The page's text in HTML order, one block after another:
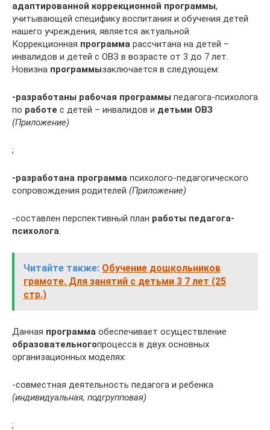
адаптированной коррекционной программы,
учитывающей специфику воспитания и обучения детей
нашего учреждения, является актуальной.
Коррекционная программа рассчитана на детей –
инвалидов и детей с ОВЗ в возрасте от 3 до 7 лет.
Новизна программызаключается в следующем:
-разработаны рабочая программы педагога-психолога
по работе с детей – инвалидов и детьми ОВЗ
(Приложение)
;
-разработана программа психолого-педагогического
сопровождения родителей (Приложение)
-составлен перспективный план работы педагога-
психолога.
Читайте также: Обучение дошкольников
грамоте. Для занятий с детьми 3 7 лет (25
стр.)
Данная программа обеспечивает осуществление
образовательногопроцесса в двух основных
организационных моделях:
-совместная деятельность педагога и ребенка
(индивидуальная, подгрупповая)
;